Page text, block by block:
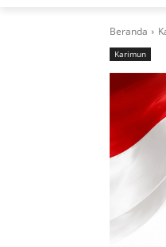
Beranda
Karimun